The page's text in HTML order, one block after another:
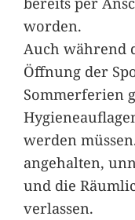
worden.
Auch während
Öffnung der
Sommerferien
werden
angehalten,
und die
verlassen.